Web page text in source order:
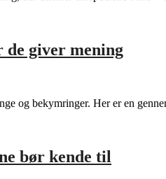
giver mening
og bekymringer. Her er en
bør kende til